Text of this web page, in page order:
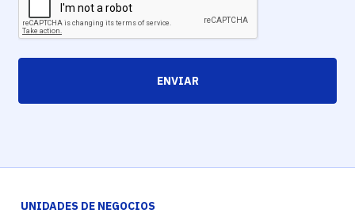
ENVIAR
UNIDADES DE NEGOCIOS